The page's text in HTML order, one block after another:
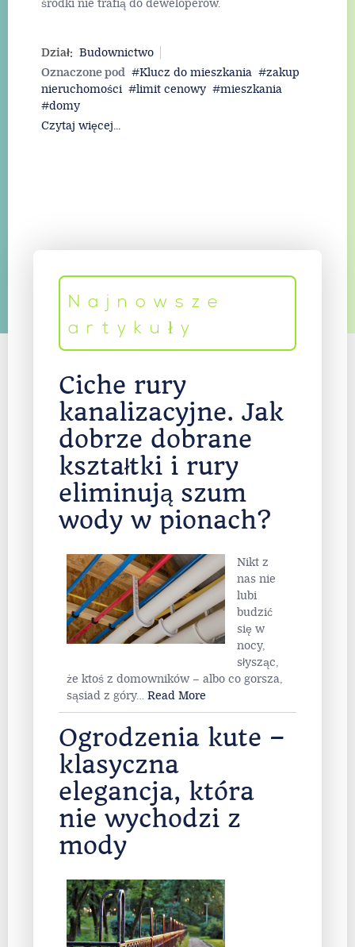
środki nie trafią do deweloperów.
Dział: Budownictwo
Oznaczone pod
Klucz do mieszkania
zakup
nieruchomości
limit cenowy
mieszkania
domy
Czytaj więcej...
Najnowsze
artykuły
Ciche rury
kanalizacyjne. Jak
dobrze dobrane
kształtki i rury
eliminują szum
wody w pionach?
Nikt z
nas nie
lubi
budzić
się w
nocy,
słysząc,
że ktoś z domowników – albo co gorsza,
sąsiad z góry… Read More
Ogrodzenia kute –
klasyczna
elegancja, która
nie wychodzi z
mody